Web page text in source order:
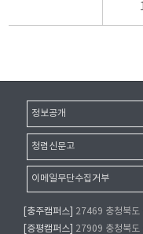
정보공개
청렴신문고
이메일무단수집거부
[충주캠퍼스]
27469 충청북
[증평캠퍼스]
27909 충청북